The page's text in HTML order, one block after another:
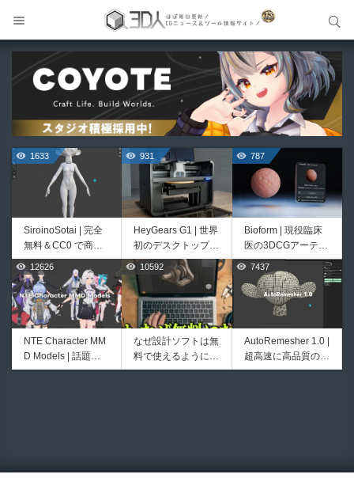
1633
SiroinoSotai | 完全
無料＆CC0 で商用
利用OKなVRChat向
け共通素体3Dモデ
ルが正式リリース！
程よいポリ数＆トポ
ロジーにも注目！
931
HeyGears G1 | 世界
初のデスクトップ型
フルカラー3D＆UV
統合型プリンターが
登場！
787
Bioform | 現役臨床
医の3DCGアーティ
ストが実際の解剖学
に基づいて構築した
プロシージャルな生
物学的Blenderマテ
オン！無料お試し版
もあるよ！
526
Unityエフェクトレ
シピブック パーツ
を組み合わせて作れ
421
Directive Utilities |
ブループリントライ
ブラリやエディタス
12626
NTE Character MM
D Models | 話題の
ゲーム『NTE（Nev
10592
なぜ設計ソフトは無
料で使えるようにな
ったのか──3D-CA
7437
AutoRemesher 1.0 |
超高速に高品質のク
ワッドポリゴンでリ
サイト内検索